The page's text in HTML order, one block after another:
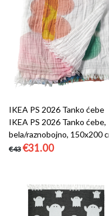
IKEA PS 2026 Tanko ćebe
IKEA PS 2026 Tanko ćebe,
bela/raznobojno, 150x200
€43 €31.00